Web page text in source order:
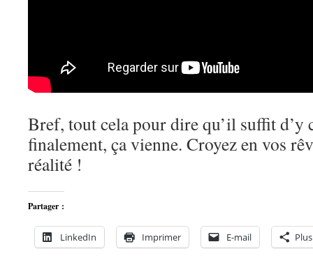
Bref, tout cela pour dire qu’il suffit d’y
finalement, ça vienne. Croyez en vos
réalité !
Partager :
LinkedIn Imprimer E-mail Plus